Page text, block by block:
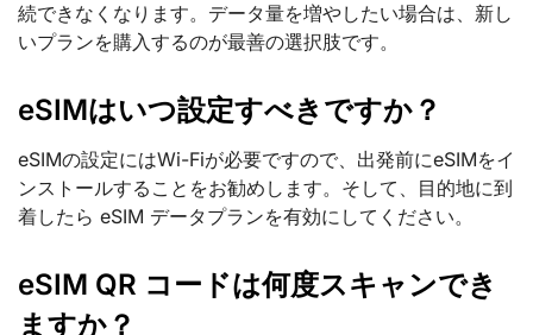
続できなくなります。データ量を増やしたい場合は、新し
いプランを購入するのが最善の選択肢です。
eSIMはいつ設定すべきですか？
eSIMの設定にはWi-Fiが必要ですので、出発前にeSIMをイ
ンストールすることをお勧めします。そして、目的地に到
着したら eSIM データプランを有効にしてください。
eSIM QR コードは何度スキャンでき
ますか？